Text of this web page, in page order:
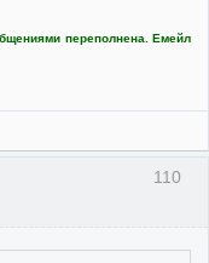
переполнена. Емейл
110